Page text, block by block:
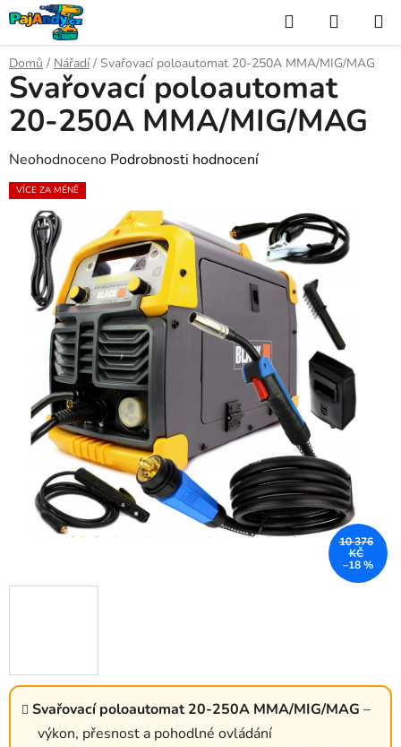
Přejít
na
obsah
Hledat
KOŠÍK
Domů / Nářadí / Svařovací poloautomat 20-250A MMA/MIG/MAG
Svařovací poloautomat 20-250A MMA/MIG/MAG –
výkon, přesnost a pohodlné ovládání
Svařovací poloautomat
20-250A MMA/MIG/MAG
Průměrné
hodnocení
produktu
hvězdiček.
Neohodnoceno Podrobnosti hodnocení
VÍCE ZA MÉNĚ
10 376
KČ
–18 %